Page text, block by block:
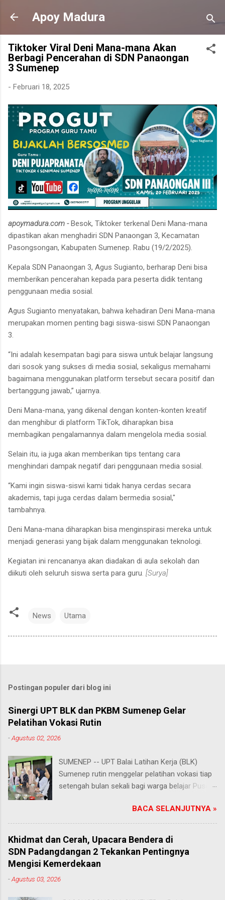
Langsung ke konten utama
Apoy Madura
Tiktoker Viral Deni Mana-mana Akan
Berbagi Pencerahan di SDN Panaongan
3 Sumenep
- Februari 18, 2025
apoymadura.com -Besok, Tiktoker terkenal Deni Mana-mana
dipastikan akan menghadiri SDN Panaongan 3, Kecamatan
Pasongsongan, Kabupaten Sumenep. Rabu (19/2/2025).
Kepala SDN Panaongan 3, Agus Sugianto, berharap Deni bisa
memberikan pencerahan kepada para peserta didik tentang
penggunaan media sosial.
Agus Sugianto menyatakan, bahwa kehadiran Deni Mana-mana
merupakan momen penting bagi siswa-siswi SDN Panaongan
3.
“Ini adalah kesempatan bagi para siswa untuk belajar langsung
dari sosok yang sukses di media sosial, sekaligus memahami
bagaimana menggunakan platform tersebut secara positif dan
bertanggung jawab,” ujarnya.
Deni Mana-mana, yang dikenal dengan konten-konten kreatif
dan menghibur di platform TikTok, diharapkan bisa
membagikan pengalamannya dalam mengelola media sosial.
Selain itu, ia juga akan memberikan tips tentang cara
menghindari dampak negatif dari penggunaan media sosial.
“Kami ingin siswa-siswi kami tidak hanya cerdas secara
akademis, tapi juga cerdas dalam bermedia sosial,"
tambahnya.
Deni Mana-mana diharapkan bisa menginspirasi mereka untuk
menjadi generasi yang bijak dalam menggunakan teknologi.
Kegiatan ini rencananya akan diadakan di aula sekolah dan
diikuti oleh seluruh siswa serta para guru. [Surya]
News Utama
Postingan populer dari blog ini
Sinergi UPT BLK dan PKBM Sumenep Gelar
Pelatihan Vokasi Rutin
-Agustus 02, 2026
SUMENEP -- UPT Balai Latihan Kerja (BLK)
Sumenep rutin menggelar pelatihan vokasi tiap
setengah bulan sekali bagi warga belajar Pusat
Kabupaten Sumenep. Ahad (2/8/2026).
Program ini menawarkan berbagai pilihan
keterampilan, mulai dari pembuatan roti dan kue
hingga kejuruan lainnya yang bebas dipilih
peserta sesuai bakat dan minat masing-
para peserta. Salah satunya Juhairiyah, peserta
BACA SELANJUTNYA »
Khidmat dan Cerah, Upacara Bendera di
SDN Padangdangan 2 Tekankan Pentingnya
Mengisi Kemerdekaan
-Agustus 03, 2026